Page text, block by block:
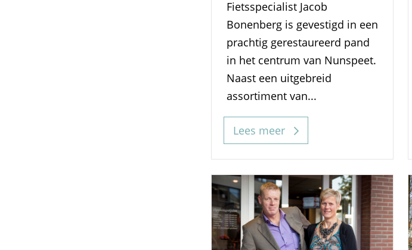
Fietsspecialist Jacob
Bonenberg is gevestigd in een
prachtig gerestaureerd pand
in het centrum van Nunspeet.
Naast een uitgebreid
assortiment van...
Lees meer